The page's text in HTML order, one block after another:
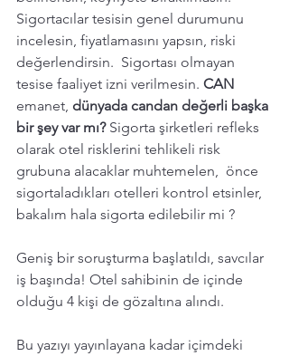
Sigortacılar tesisin genel durumunu
incelesin, fiyatlamasını yapsın, riski
değerlendirsin.  Sigortası olmayan
tesise faaliyet izni verilmesin. CAN
emanet, dünyada candan değerli başka
bir şey var mı? Sigorta şirketleri refleks
olarak otel risklerini tehlikeli risk
grubuna alacaklar muhtemelen,  önce
sigortaladıkları otelleri kontrol etsinler,
bakalım hala sigorta edilebilir mi ?
Geniş bir soruşturma başlatıldı, savcılar
iş başında! Otel sahibinin de içinde
olduğu 4 kişi de gözaltına alındı.
Bu yazıyı yayınlayana kadar içimdeki